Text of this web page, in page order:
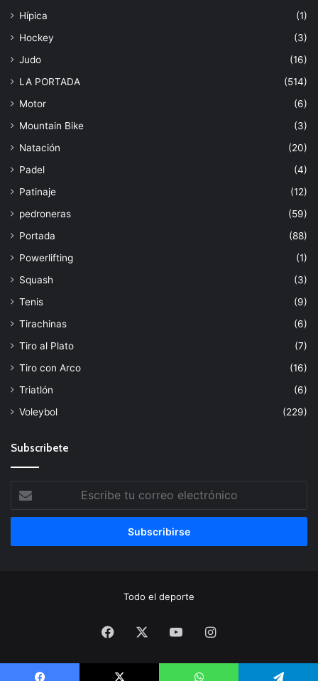
Hípica
(1)
Hockey
(3)
Judo
(16)
LA PORTADA
(514)
Motor
(6)
Mountain Bike
(3)
Natación
(20)
Padel
(4)
Patinaje
(12)
pedroneras
(59)
Portada
(88)
Powerlifting
(1)
Squash
(3)
Tenis
(9)
Tirachinas
(6)
Tiro al Plato
(7)
Tiro con Arco
(16)
Triatlón
(6)
Voleybol
(229)
Subscribete
tu
correo
Todo el deporte
Facebook YouTubeInstagram